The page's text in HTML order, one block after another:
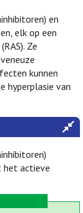
en
elk op een
Ze
kunnen
hyperplasie van
het actieve